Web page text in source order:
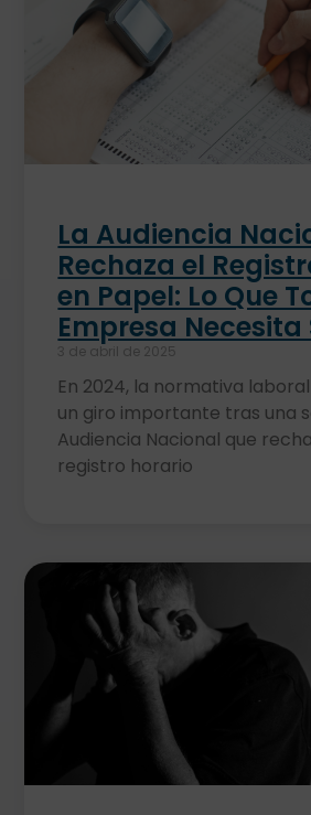
La Audiencia
Rechaza el
en Papel: Lo Que
Empresa Necesita
3 de abril de 2025
En 2024, la normativa
un giro importante tras una
Audiencia Nacional que
registro horario